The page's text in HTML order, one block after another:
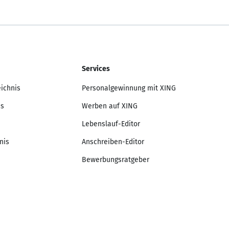
Services
Personalgewinnung mit XING
Werben auf XING
Lebenslauf-Editor
Anschreiben-Editor
Bewerbungsratgeber